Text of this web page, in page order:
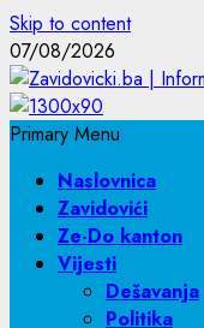
Skip to content
07/08/2026
Primary Menu
Naslovnica
Zavidovići
Ze-Do kanton
Vijesti
Dešavanja
Politika